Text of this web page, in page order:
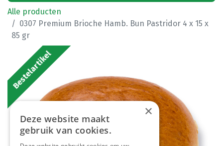
Alle producten
0307 Premium Brioche Hamb. Bun Pastridor 4 x 15 x
85 gr
Bestelartikel
×
Deze website maakt
gebruik van cookies.